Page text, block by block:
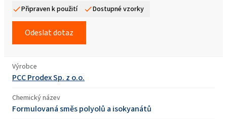
Připraven k použití Dostupné vzorky
Odeslat dotaz
Výrobce
PCC Prodex Sp. z o.o.
Chemický název
Formulovaná směs polyolů a isokyanátů